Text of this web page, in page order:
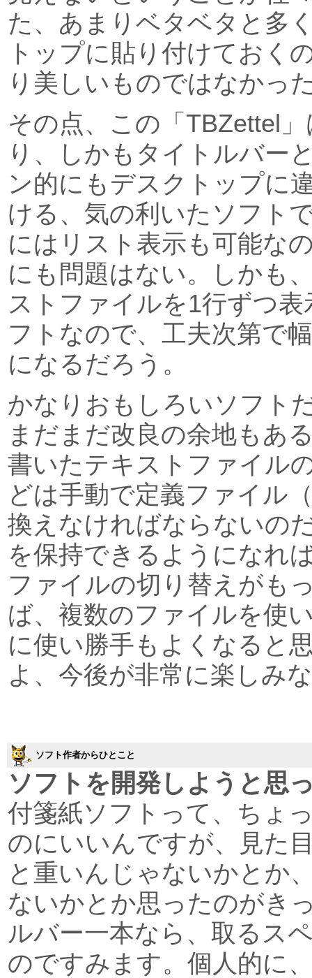
た、あまりベタベタと多
トップに貼り付けておく
り美しいものではなかっ
その点、この「TBZettel
り、しかもタイトルバー
ン的にもデスクトップに
ける、気の利いたソフト
にはリスト表示も可能な
にも問題はない。しかも
ストファイルを1行ずつ
フトなので、工夫次第で
になるだろう。
かなりおもしろいソフト
まだまだ改良の余地もあ
書いたテキストファイル
どは手動で定義ファイル
換えなければならないの
を保持できるようになれ
ファイルの切り替えがも
ば、複数のファイルを使
に使い勝手もよくなると
よ、今後が非常に楽しみ
ソフト作者からひとこと
ソフトを開発しようと思
付箋紙ソフトって、ちょ
のにいいんですが、見た
と重いんじゃないかとか
ないかとか思ったのがき
ルバー一本なら、取るス
のですみます。個人的に